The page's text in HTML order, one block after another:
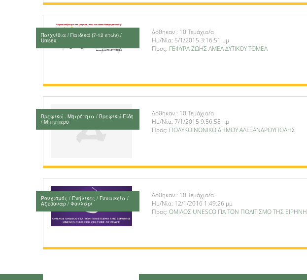
Παιχνίδια / Παιδικά (7-12 ετών) /
Unisex
Δόθηκαν : 10 Τεμάχιο/α
Ημ/Νία: 5/1/2015 3:16:51 μμ
Προς: ΓΕΦΥΡΑ ΖΩΗΣ ΑΜΕΑ ΔΥΤΙΚΟΥ ΤΟΜΕΑ
Βρεφικά - Μητρότητα / Βρεφικά Είδη
/ Μπιμπερό
Δόθηκαν : 10 Τεμάχιο/α
Ημ/Νία: 7/1/2015 9:56:58 πμ
Προς: ΠΟΛΥΚΟΙΝΩΝΙΚΟ ΔΗΜΟΥ ΑΛΕΞΑΝΔΡΟΥΠΟΛΗΣ
Ρουχισμός / Ενήλικες / Γυναικεία /
Αξεσουάρ / Φουλάρι
Δόθηκαν : 10 Τεμάχιο/α
Ημ/Νία: 12/1/2016 1:49:26 μμ
Προς: ΟΜΙΛΟΣ UNESCO ΓΙΑ ΤΟΝ ΠΟΛΙΤΙΣΜΟ ΤΗΣ